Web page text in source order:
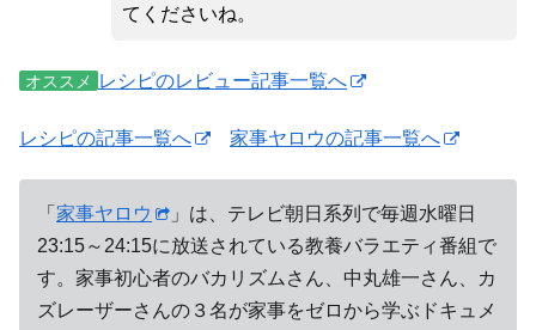
てくださいね。
オススメ レシピのレビュー記事一覧へ
レシピの記事一覧へ 家事ヤロウの記事一覧へ
「 家事ヤロウ
」は、テレビ朝日系列で毎週水曜日
23:15～24:15に放送されている教養バラエティ番組で
す。家事初心者のバカリズムさん、中丸雄一さん、カ
ズレーザーさんの３名が家事をゼロから学ぶドキュメ